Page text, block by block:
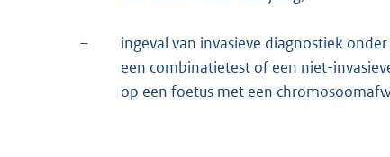
–
ingeval van invasieve diagnostiek
een combinatietest of een niet-
op een foetus met een